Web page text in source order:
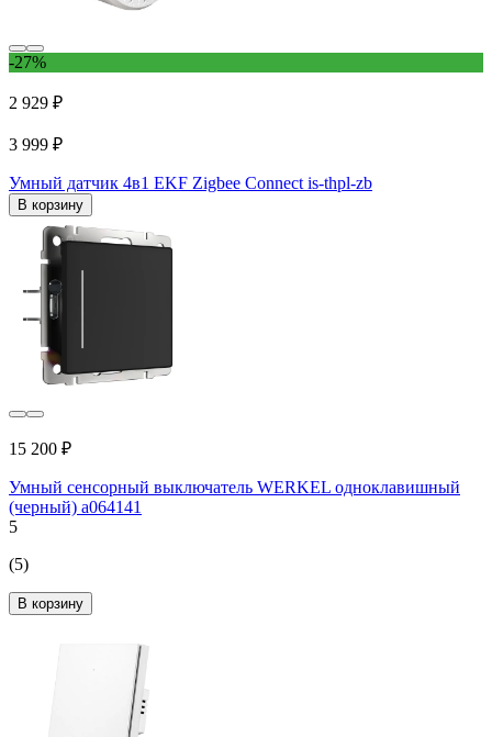
-27%
2 929 ₽
3 999 ₽
Умный датчик 4в1 EKF Zigbee Connect is-thpl-zb
В корзину
15 200 ₽
Умный сенсорный выключатель WERKEL одноклавишный
(черный) a064141
5
(5)
В корзину